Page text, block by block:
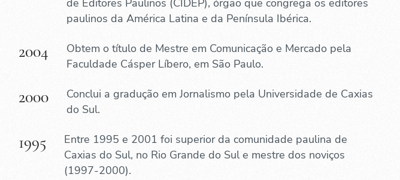
de Editores Paulinos (CIDEP), órgão que congrega os editores
paulinos da América Latina e da Península Ibérica.
2004
Obtem o título de Mestre em Comunicação e Mercado pela
Faculdade Cásper Líbero, em São Paulo.
2000
Conclui a gradução em Jornalismo pela Universidade de Caxias
do Sul.
1995
Entre 1995 e 2001 foi superior da comunidade paulina de
Caxias do Sul, no Rio Grande do Sul e mestre dos noviços
(1997-2000).